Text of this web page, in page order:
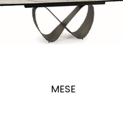
MESE